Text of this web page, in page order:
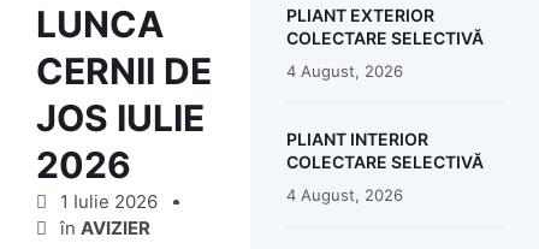
LUNCA
CERNII DE
JOS IULIE
2026
1 Iulie 2026
în AVIZIER
PLIANT EXTERIOR
COLECTARE SELECTIVĂ
4 August, 2026
PLIANT INTERIOR
COLECTARE SELECTIVĂ
4 August, 2026